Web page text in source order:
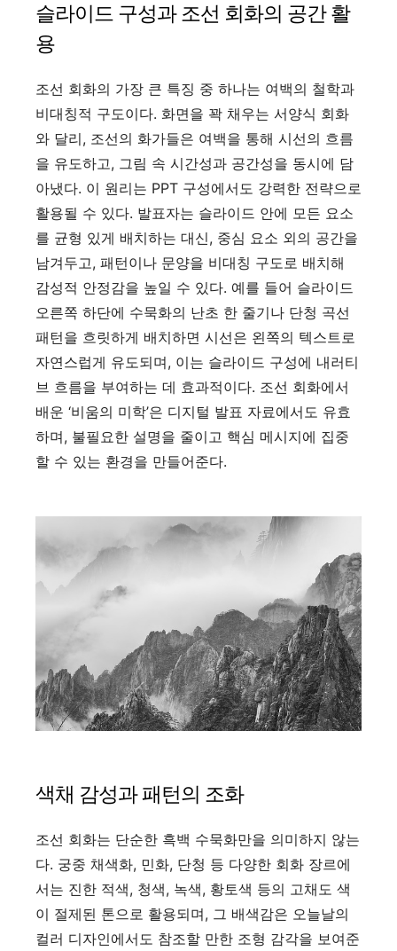
슬라이드 구성과 조선 회화의 공간 활
용
조선 회화의 가장 큰 특징 중 하나는 여백의 철학과
비대칭적 구도이다. 화면을 꽉 채우는 서양식 회화
와 달리, 조선의 화가들은 여백을 통해 시선의 흐름
을 유도하고, 그림 속 시간성과 공간성을 동시에 담
아냈다. 이 원리는 PPT 구성에서도 강력한 전략으로
활용될 수 있다. 발표자는 슬라이드 안에 모든 요소
를 균형 있게 배치하는 대신, 중심 요소 외의 공간을
남겨두고, 패턴이나 문양을 비대칭 구도로 배치해
감성적 안정감을 높일 수 있다. 예를 들어 슬라이드
오른쪽 하단에 수묵화의 난초 한 줄기나 단청 곡선
패턴을 흐릿하게 배치하면 시선은 왼쪽의 텍스트로
자연스럽게 유도되며, 이는 슬라이드 구성에 내러티
브 흐름을 부여하는 데 효과적이다. 조선 회화에서
배운 ‘비움의 미학’은 디지털 발표 자료에서도 유효
하며, 불필요한 설명을 줄이고 핵심 메시지에 집중
할 수 있는 환경을 만들어준다.
색채 감성과 패턴의 조화
조선 회화는 단순한 흑백 수묵화만을 의미하지 않는
다. 궁중 채색화, 민화, 단청 등 다양한 회화 장르에
서는 진한 적색, 청색, 녹색, 황토색 등의 고채도 색
이 절제된 톤으로 활용되며, 그 배색감은 오늘날의
컬러 디자인에서도 참조할 만한 조형 감각을 보여준